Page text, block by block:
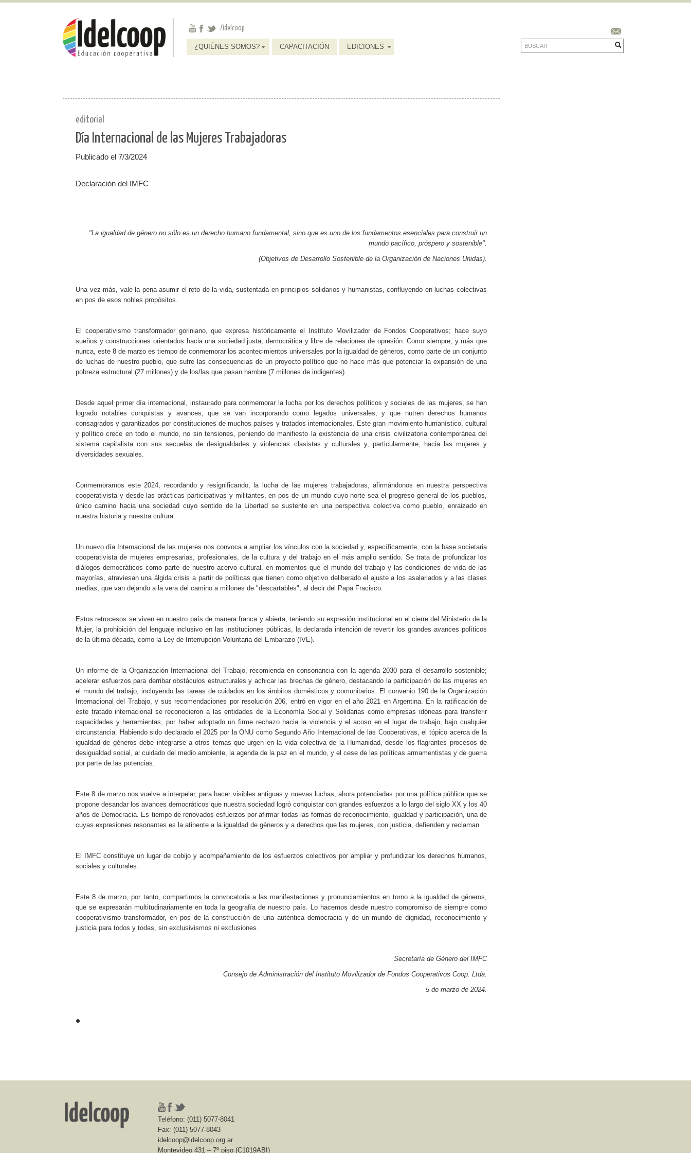
Pasar al contenido principal
/idelcoop
¿QUIÉNES SOMOS? CAPACITACIÓN EDICIONES
Formulario de
editorial
Día Internacional de las Mujeres Trabajadoras
Publicado el 7/3/2024
Declaración del IMFC
"La igualdad de género no sólo es un derecho humano fundamental, sino que es uno de los fundamentos esenciales para construir un
mundo pacífico, próspero y sostenible".
(Objetivos de Desarrollo Sostenible de la Organización de Naciones Unidas).
Una vez más, vale la pena asumir el reto de la vida, sustentada en principios solidarios y humanistas, confluyendo en luchas colectivas
en pos de esos nobles propósitos.
El cooperativismo transformador goriniano, que expresa históricamente el Instituto Movilizador de Fondos Cooperativos; hace suyo
sueños y construcciones orientados hacia una sociedad justa, democrática y libre de relaciones de opresión. Como siempre, y más que
nunca, este 8 de marzo es tiempo de conmemorar los acontecimientos universales por la igualdad de géneros, como parte de un conjunto
de luchas de nuestro pueblo, que sufre las consecuencias de un proyecto político que no hace más que potenciar la expansión de una
pobreza estructural (27 millones) y de los/las que pasan hambre (7 millones de indigentes).
Desde aquel primer día internacional, instaurado para conmemorar la lucha por los derechos políticos y sociales de las mujeres, se han
logrado notables conquistas y avances, que se van incorporando como legados universales, y que nutren derechos humanos
consagrados y garantizados por constituciones de muchos países y tratados internacionales. Este gran movimiento humanístico, cultural
y político crece en todo el mundo, no sin tensiones, poniendo de manifiesto la existencia de una crisis civilizatoria contemporánea del
sistema capitalista con sus secuelas de desigualdades y violencias clasistas y culturales y, particularmente, hacia las mujeres y
diversidades sexuales.
Conmemoramos este 2024, recordando y resignificando, la lucha de las mujeres trabajadoras, afirmándonos en nuestra perspectiva
cooperativista y desde las prácticas participativas y militantes, en pos de un mundo cuyo norte sea el progreso general de los pueblos,
único camino hacia una sociedad cuyo sentido de la Libertad se sustente en una perspectiva colectiva como pueblo, enraizado en
nuestra historia y nuestra cultura.
Un nuevo día Internacional de las mujeres nos convoca a ampliar los vínculos con la sociedad y, específicamente, con la base societaria
cooperativista de mujeres empresarias, profesionales, de la cultura y del trabajo en el más amplio sentido. Se trata de profundizar los
diálogos democráticos como parte de nuestro acervo cultural, en momentos que el mundo del trabajo y las condiciones de vida de las
mayorías, atraviesan una álgida crisis a partir de políticas que tienen como objetivo deliberado el ajuste a los asalariados y a las clases
medias, que van dejando a la vera del camino a millones de "descartables", al decir del Papa Fracisco.
Estos retrocesos se viven en nuestro país de manera franca y abierta, teniendo su expresión institucional en el cierre del Ministerio de la
Mujer, la prohibición del lenguaje inclusivo en las instituciones públicas, la declarada intención de revertir los grandes avances políticos
de la última década, como la Ley de Interrupción Voluntaria del Embarazo (IVE).
Un informe de la Organización Internacional del Trabajo, recomienda en consonancia con la agenda 2030 para el desarrollo sostenible;
acelerar esfuerzos para derribar obstáculos estructurales y achicar las brechas de género, destacando la participación de las mujeres en
el mundo del trabajo, incluyendo las tareas de cuidados en los ámbitos domésticos y comunitarios. El convenio 190 de la Organización
Internacional del Trabajo, y sus recomendaciones por resolución 206, entró en vigor en el año 2021 en Argentina. En la ratificación de
este tratado internacional se reconocieron a las entidades de la Economía Social y Solidarias como empresas idóneas para transferir
capacidades y herramientas, por haber adoptado un firme rechazo hacia la violencia y el acoso en el lugar de trabajo, bajo cualquier
circunstancia. Habiendo sido declarado el 2025 por la ONU como Segundo Año Internacional de las Cooperativas, el tópico acerca de la
igualdad de géneros debe integrarse a otros temas que urgen en la vida colectiva de la Humanidad, desde los flagrantes procesos de
desigualdad social, al cuidado del medio ambiente, la agenda de la paz en el mundo, y el cese de las políticas armamentistas y de guerra
por parte de las potencias.
Este 8 de marzo nos vuelve a interpelar, para hacer visibles antiguas y nuevas luchas, ahora potenciadas por una política pública que se
propone desandar los avances democráticos que nuestra sociedad logró conquistar con grandes esfuerzos a lo largo del siglo XX y los 40
años de Democracia. Es tiempo de renovados esfuerzos por afirmar todas las formas de reconocimiento, igualdad y participación, una de
cuyas expresiones resonantes es la atinente a la igualdad de géneros y a derechos que las mujeres, con justicia, defienden y reclaman.
El IMFC constituye un lugar de cobijo y acompañamiento de los esfuerzos colectivos por ampliar y profundizar los derechos humanos,
sociales y culturales.
Este 8 de marzo, por tanto, compartimos la convocatoria a las manifestaciones y pronunciamientos en torno a la igualdad de géneros,
que se expresarán multitudinariamente en toda la geografía de nuestro país. Lo hacemos desde nuestro compromiso de siempre como
cooperativismo transformador, en pos de la construcción de una auténtica democracia y de un mundo de dignidad, reconocimiento y
justicia para todos y todas, sin exclusivismos ni exclusiones.
Secretaría de Género del IMFC
Consejo de Administración del Instituto Movilizador de Fondos Cooperativos Coop. Ltda.
5 de marzo de 2024.
•
Teléfono: (011) 5077-8041
Fax: (011) 5077-8043
idelcoop@idelcoop.org.ar
Montevideo 431 – 7º piso (C1019ABI)